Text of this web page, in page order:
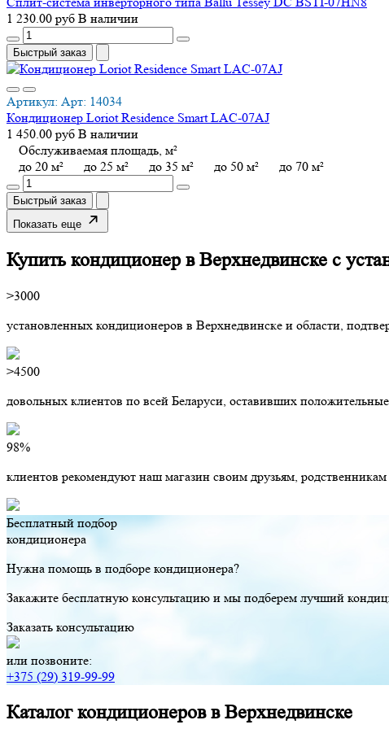
1 230.00 руб В наличии
Быстрый заказ
Артикул: Арт: 14034
Кондиционер Loriot Residence Smart LAC-07AJ
1 450.00 руб В наличии
Обслуживаемая площадь, м²
до 20 м²
до 25 м² до 35 м² до 50 м² до 70 м²
Быстрый заказ
Показать еще
Купить кондиционерв Верхнедвинске с
>3000
установленных кондиционеров в Верхнедвинске и области,
>4500
довольных клиентов по всей Беларуси, оставивших
98%
клиентов рекомендуют наш магазин своим друзьям,
Бесплатный подбор
кондиционера
Нужна помощь в подборе кондиционера?
Закажите бесплатную консультацию и мы подберем лучший
Заказать консультацию
или позвоните:
+375 (29) 319-99-99
Каталог кондиционеровв Верхнедвинске